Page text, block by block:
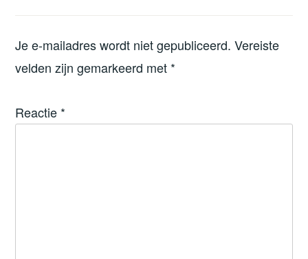
Je e-mailadres wordt niet gepubliceerd. Vereiste
velden zijn gemarkeerd met *
Reactie *